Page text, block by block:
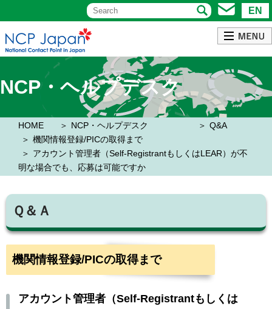
EN
NCP・ヘルプデスク
HOME NCP・ヘルプデスク
Q&A
機関情報登録/PICの取得まで
アカウント管理者（Self-RegistrantもしくはLEAR）が不
明な場合でも、応募は可能ですか
Ｑ＆Ａ
機関情報登録/PICの取得まで
アカウント管理者（Self-Registrantもしくは